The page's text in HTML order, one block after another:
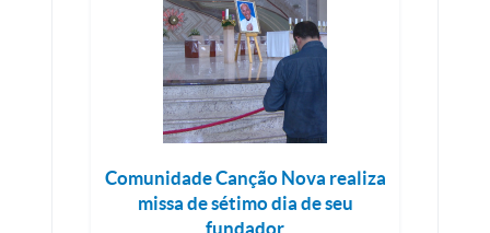
Comunidade Canção Nova realiza
missa de sétimo dia de seu
fundador